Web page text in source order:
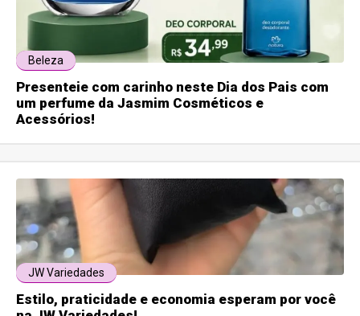
Beleza
Presenteie com carinho neste Dia dos Pais com
um perfume da Jasmim Cosméticos e
Acessórios!
JW Variedades
Estilo, praticidade e economia esperam por você